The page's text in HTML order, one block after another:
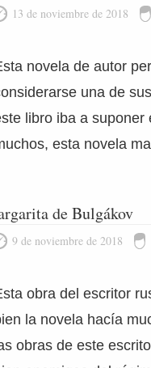
13 de noviembre de 2018
novela de autor
una de
libro iba a suponer
esta novela
de Bulgákov
9 de noviembre de 2018
obra del escritor
la novela hacía
obras de este